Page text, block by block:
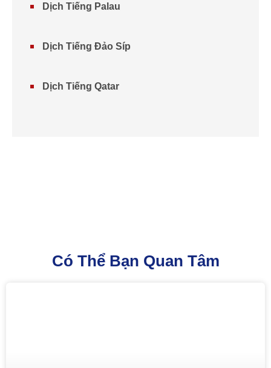
Dịch Tiếng Palau
Dịch Tiếng Đảo Síp
Dịch Tiếng Qatar
Có Thể Bạn Quan Tâm